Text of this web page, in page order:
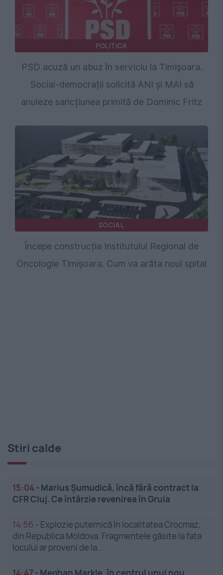
POLITICA
PSD acuză un abuz în serviciu la Timișoara.
Social-democrații solicită ANI și MAI să
anuleze sancțiunea primită de Dominic Fritz
SOCIAL
Începe construcția Institutului Regional de
Oncologie Timișoara. Cum va arăta noul spital
Stiri calde
15:04- Marius Șumudică, încă fără contract la
CFR Cluj. Ce întârzie revenirea în Gruia
14:56 - Explozie puternică în localitatea Crocmaz,
din Republica Moldova. Fragmentele găsite la fața
locului ar proveni de la...